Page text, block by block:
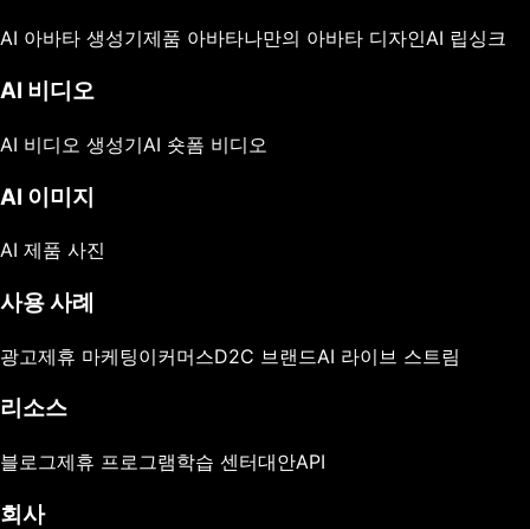
AI 아바타 생성기제품 아바타나만의 아바타 디자인AI 립싱크
AI 비디오
AI 비디오 생성기AI 숏폼 비디오
AI 이미지
AI 제품 사진
사용 사례
광고제휴 마케팅이커머스D2C 브랜드AI 라이브 스트림
리소스
블로그제휴 프로그램학습 센터대안API
회사